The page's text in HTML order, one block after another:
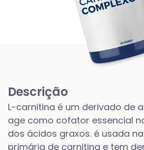
Descrição
L-carnitina é um derivado de
age como cofator essencial
dos ácidos graxos. é usada
primária de carnitina e tem